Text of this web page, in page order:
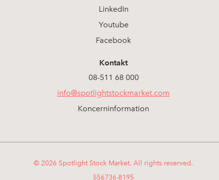
LinkedIn
Youtube
Facebook
Kontakt
08-511 68 000
info@spotlightstockmarket.com
Koncerninformation
© 2026 Spotlight Stock Market. All rights reserved.
556736-8195